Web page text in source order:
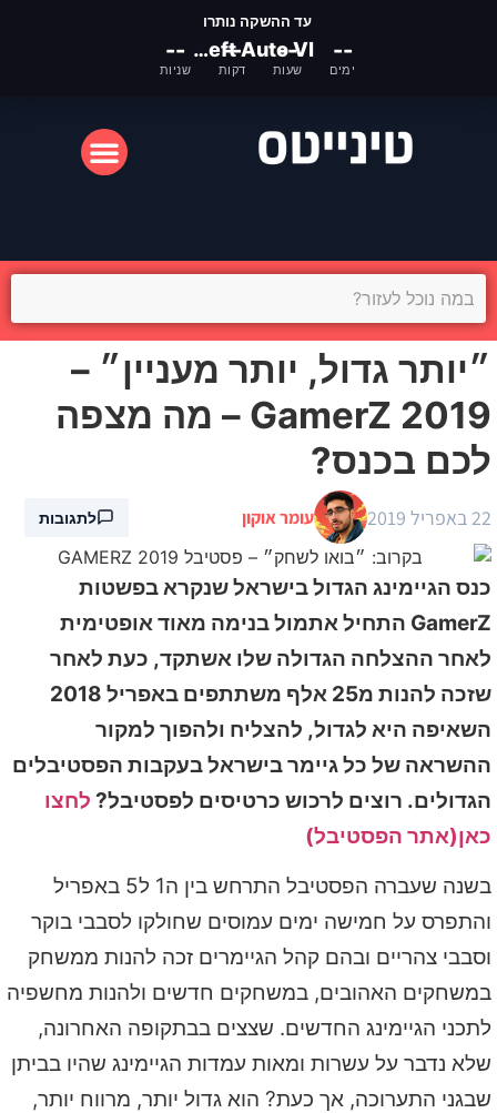
עד ההשקה נותרו
Grand Theft Auto VI --
ימים
--
שעות
--
דקות
--
שניות
״יותר גדול, יותר מעניין״ –
GamerZ 2019 – מה מצפה
לכם בכנס?
22 באפריל 2019 עומר אוקון לתגובות
כנס הגיימינג הגדול בישראל שנקרא בפשטות
GamerZ התחיל אתמול בנימה מאוד אופטימית
לאחר ההצלחה הגדולה שלו אשתקד, כעת לאחר
שזכה להנות מ25 אלף משתתפים באפריל 2018
השאיפה היא לגדול, להצליח ולהפוך למקור
ההשראה של כל גיימר בישראל בעקבות הפסטיבלים
הגדולים. רוצים לרכוש כרטיסים לפסטיבל? לחצו
כאן(אתר הפסטיבל)
בשנה שעברה הפסטיבל התרחש בין ה1 ל5 באפריל
והתפרס על חמישה ימים עמוסים שחולקו לסבבי בוקר
וסבבי צהריים ובהם קהל הגיימרים זכה להנות ממשחק
במשחקים האהובים, במשחקים חדשים ולהנות מחשפיה
לתכני הגיימינג החדשים. שצצים בבתקופה האחרונה,
שלא נדבר על עשרות ומאות עמדות הגיימינג שהיו בביתן
שבגני התערוכה, אך כעת? הוא גדול יותר, מרווח יותר,